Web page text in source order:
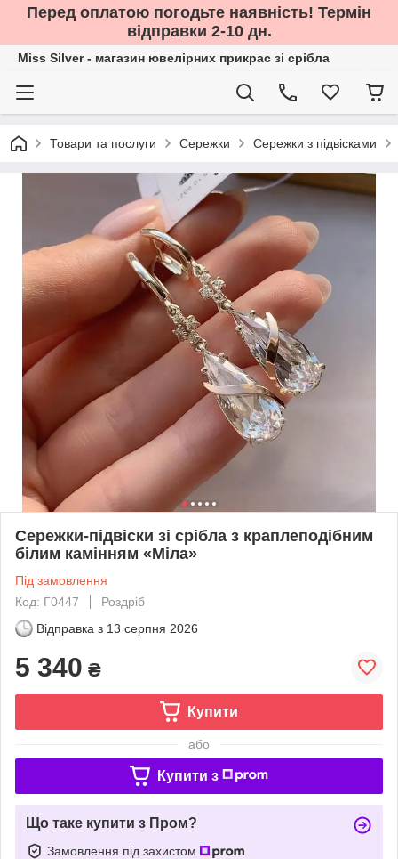
Перед оплатою погодьте наявність! Термін
відправки 2-10 дн.
Miss Silver - магазин ювелірних прикрас зі срібла
Товари та послуги Сережки Сережки з підвісками
Сережки-підвіски зі срібла з краплеподібним
білим камінням «Міла»
Під замовлення
Код: Г0447
Роздріб
Відправка з 13 серпня 2026
5 340 ₴
Купити
або
Купити з
Що таке купити з Пром?
Замовлення під захистом